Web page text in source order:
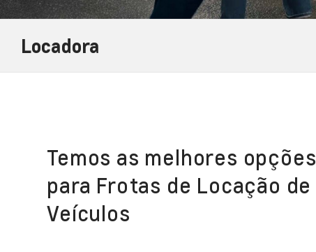
Locadora
Temos as melhores opções
para Frotas de Locação de
Veículos